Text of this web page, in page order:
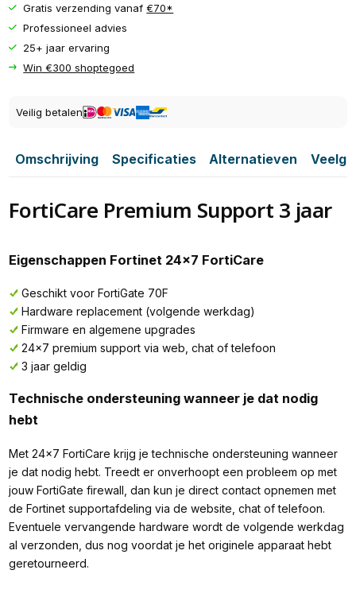
Gratis verzending vanaf€70*
Professioneel advies
25+ jaar ervaring
Win €300 shoptegoed
Veilig betalen
Omschrijving Specificaties Alternatieven
FortiCare Premium Support 3 jaar
Eigenschappen Fortinet 24x7 FortiCare
Geschikt voor FortiGate 70F
Hardware replacement (volgende werkdag)
Firmware en algemene upgrades
24x7 premium support via web, chat of telefoon
3 jaar geldig
Technische ondersteuning wanneer je dat nodig
hebt
Met 24x7 FortiCare krijg je technische ondersteuning wanneer
je dat nodig hebt. Treedt er onverhoopt een probleem op met
jouw FortiGate firewall, dan kun je direct contact opnemen met
de Fortinet supportafdeling via de website, chat of telefoon.
Eventuele vervangende hardware wordt de volgende werkdag
al verzonden, dus nog voordat je het originele apparaat hebt
geretourneerd.